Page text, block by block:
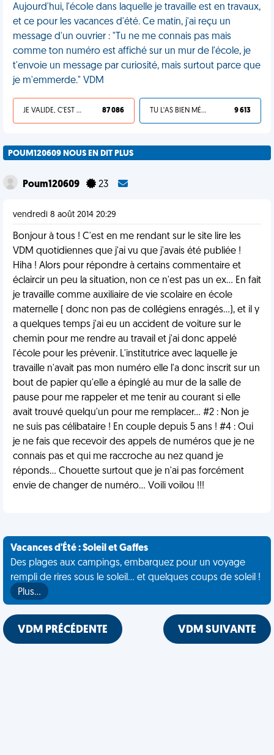
Aujourd'hui, l'école dans laquelle je travaille est en travaux,
et ce pour les vacances d'été. Ce matin, j'ai reçu un
message d'un ouvrier : "Tu ne me connais pas mais
comme ton numéro est affiché sur un mur de l'école, je
t'envoie un message par curiosité, mais surtout parce que
je m'emmerde." VDM
JE VALIDE, C'EST UNE VDM 87 086 TU L'AS BIEN MÉRITÉ 9 613
POUM120609 NOUS EN DIT PLUS
Poum120609 23
vendredi 8 août 2014 20:29
Bonjour à tous ! C'est en me rendant sur le site lire les
VDM quotidiennes que j'ai vu que j'avais été publiée !
Hiha ! Alors pour répondre à certains commentaire et
éclaircir un peu la situation, non ce n'est pas un ex... En fait
je travaille comme auxiliaire de vie scolaire en école
maternelle ( donc non pas de collégiens enragés...), et il y
a quelques temps j'ai eu un accident de voiture sur le
chemin pour me rendre au travail et j'ai donc appelé
l'école pour les prévenir. L'institutrice avec laquelle je
travaille n'avait pas mon numéro elle l'a donc inscrit sur un
bout de papier qu'elle a épinglé au mur de la salle de
pause pour me rappeler et me tenir au courant si elle
avait trouvé quelqu'un pour me remplacer... #2 : Non je
ne suis pas célibataire ! En couple depuis 5 ans ! #4 : Oui
je ne fais que recevoir des appels de numéros que je ne
connais pas et qui me raccroche au nez quand je
réponds... Chouette surtout que je n'ai pas forcément
envie de changer de numéro... Voili voilou !!!
Vacances d'Été : Soleil et Gaffes
Des plages aux campings, embarquez pour un voyage
rempli de rires sous le soleil... et quelques coups de soleil !
Plus…
VDM PRÉCÉDENTE VDM SUIVANTE